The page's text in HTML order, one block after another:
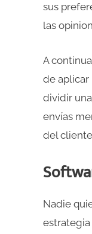
sus
las
A
de aplicar
dividir
envías
del
Nadie